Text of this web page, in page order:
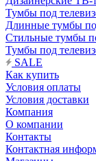
Тумбы под
Длинные тумбы
Стильные тумбы
Тумбы под
SALE
Как купить
Условия оплаты
Условия доставки
Компания
О компании
Контакты
Контактная